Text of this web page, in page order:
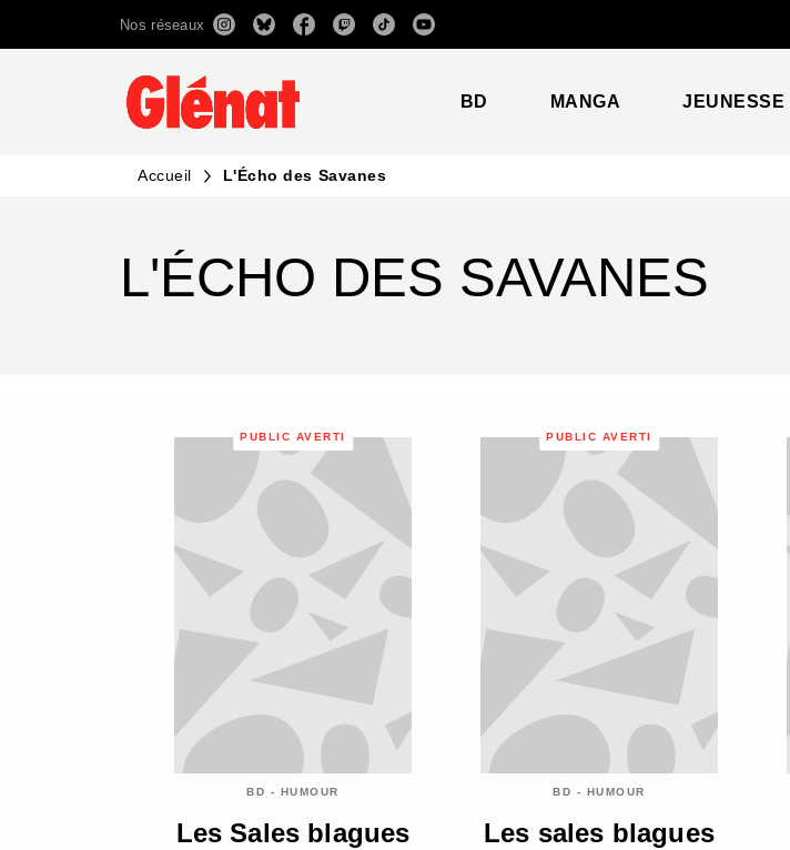
RECHERCHE CONTENU
Nos réseaux
BD MANGA JEUNESSE
Accueil L'Écho des Savanes
L'ÉCHO DES SAVANES
PUBLIC AVERTI
BD - HUMOUR
Les Sales blagues
PUBLIC AVERTI
BD - HUMOUR
Les sales blagues